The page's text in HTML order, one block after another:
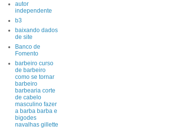
autor
independente
b3
baixando dados
de site
Banco de
Fomento
barbeiro curso
de barbeiro
como se tornar
barbeiro
barbearia corte
de cabelo
masculino fazer
a barba barba e
bigodes
navalhas gillette